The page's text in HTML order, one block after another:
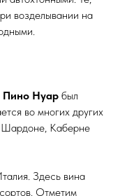
возделывании на
Пино Нуар был
во многих других
Шардоне, Каберне
Здесь вина
Отметим